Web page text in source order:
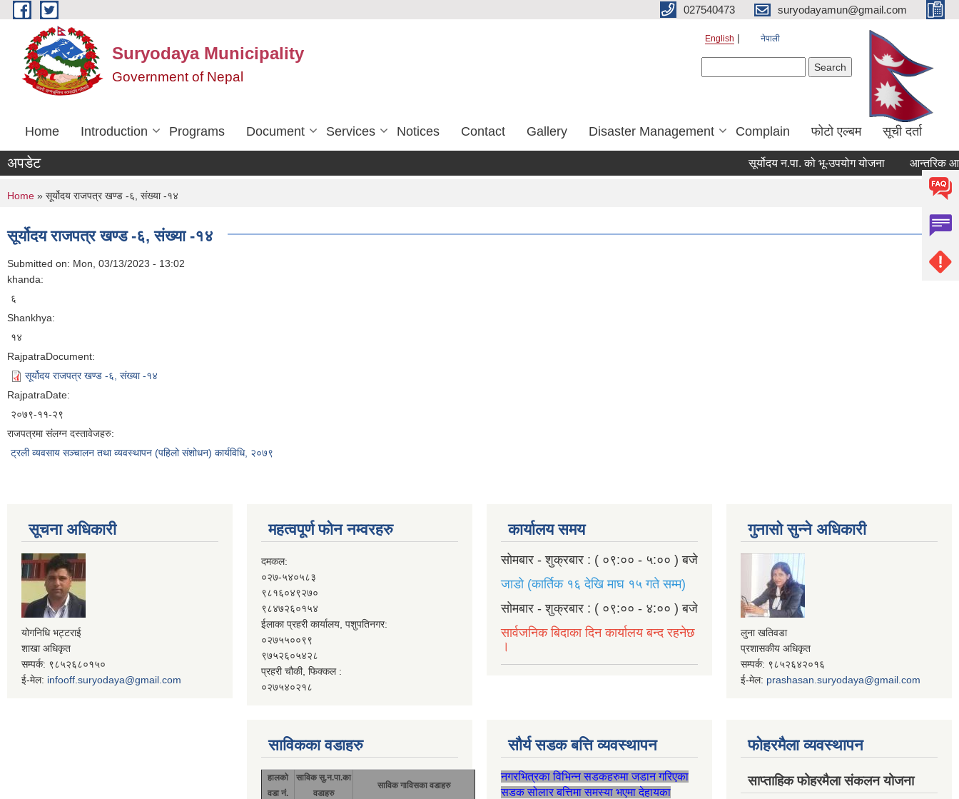
Skip to main content 027540473 suryodayamun@gmail.com
Suryodaya Municipality
Government of Nepal
English नेपाली
Home Introduction Programs Document Services Notices Contact Gallery Disaster Management Complain फोटो एल्बम सूची दर्ता
अपडेट सूर्योदय न.पा. को भू-उपयोग योजना आन्तरिक आय
You are here
Home » सूर्योदय राजपत्र खण्ड -६, संख्या -१४
सूर्योदय राजपत्र खण्ड -६, संख्या -१४
Submitted on: Mon, 03/13/2023 - 13:02
khanda:
६
Shankhya:
१४
RajpatraDocument:
सूर्योदय राजपत्र खण्ड -६, संख्या -१४
RajpatraDate:
२०७९-११-२९
राजपत्रमा संलग्न दस्तावेजहरु:
ट्रली व्यवसाय सञ्चालन तथा व्यवस्थापन (पहिलो संशोधन) कार्यविधि, २०७९
सूचना अधिकारी
योगनिधि भट्टराई
शाखा अधिकृत
सम्पर्क: ९८५२६८०१५०
ई-मेल: infooff.suryodaya@gmail.com
महत्वपूर्ण फोन नम्वरहरु
दमकल:
०२७-५४०५८३
९८१६०४९२७०
९८४७२६०१५४
ईलाका प्रहरी कार्यालय, पशुपतिनगर:
०२७५५००९९
९७५२६०५४२८
प्रहरी चौकी, फिक्कल :
०२७५४०२१८
कार्यालय समय
सोमबार - शुक्रबार : ( ०९:०० - ५:०० ) बजे
जाडो (कार्तिक १६ देखि माघ १५ गते सम्म)
सोमबार - शुक्रबार : ( ०९:०० - ४:०० ) बजे
सार्वजनिक बिदाका दिन कार्यालय बन्द रहनेछ
।
गुनासो सुन्ने अधिकारी
लुना खतिवडा
प्रशासकीय अधिकृत
सम्पर्क: ९८५२६४२०१६
ई-मेल: prashasan.suryodaya@gmail.com
साविकका वडाहरु
हालको
वडा नं.
साविक सु.न.पा.का
वडाहरु
साविक गाविसका वडाहरु
सौर्य सडक बत्ति व्यवस्थापन
नगरभित्रका विभिन्न सडकहरुमा जडान गरिएका
सडक सोलार बत्तिमा समस्या भएमा देहायका
फोहरमैला व्यवस्थापन
साप्ताहिक फोहरमैला संकलन योजना